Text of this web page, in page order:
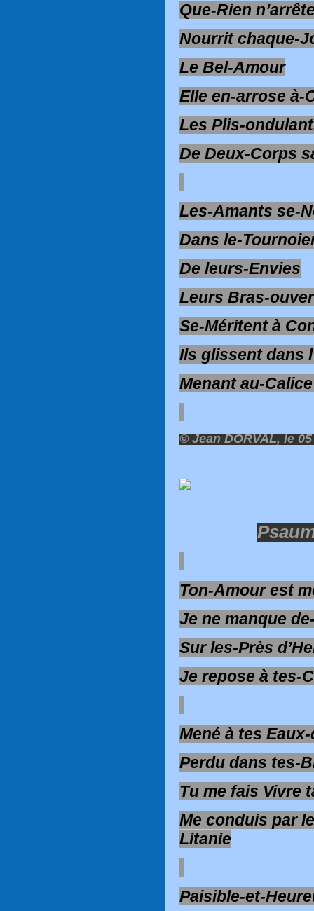
Que-Rien
Nourrit chaque-
Le Bel-Amour
Elle en-arrose à-
Les Plis-
De Deux-Corps
Les-Amants se-
Dans le-
De leurs-Envies
Leurs Bras-
Se-Méritent à
Ils glissent dans
Menant au-
© Jean DORVAL, le
Ton-Amour est
Je ne manque
Sur les-Près
Je repose à tes-
Mené à tes
Perdu dans tes-
Tu me fais Vivre
Me conduis par
Litanie
Paisible-et-